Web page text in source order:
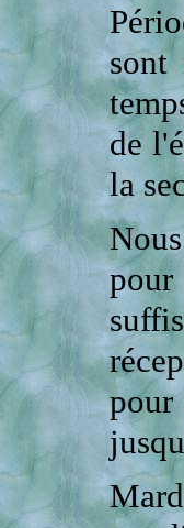
sont
de
la
pour